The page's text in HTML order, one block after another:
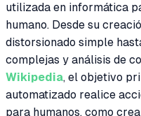
utilizada en informática
humano. Desde su
distorsionado simple
complejas y análisis de
Wikipedia, el objetivo
automatizado realice
para humanos, como